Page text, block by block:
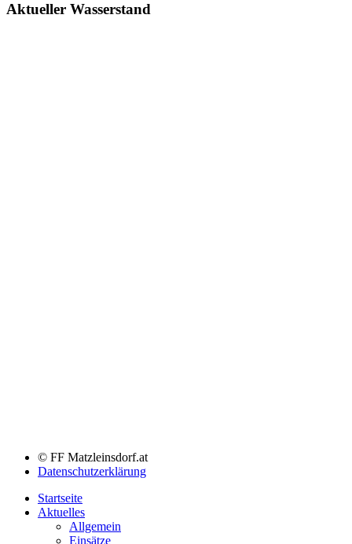
Aktueller Wasserstand
© FF Matzleinsdorf.at
Datenschutzerklärung
Startseite
Aktuelles
Allgemein
Einsätze